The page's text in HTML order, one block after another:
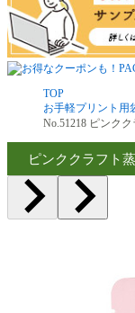
TOP
お手軽プリント用
No.51218 ピンク
ピンククラフト